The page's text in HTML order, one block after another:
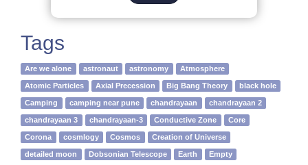
Tags
Are we alone astronaut astronomy Atmosphere
Atomic Particles Axial Precession Big Bang Theory black hole
Camping camping near pune chandrayaan chandrayaan 2
chandrayaan 3 chandrayaan-3 Conductive Zone Core
Corona cosmlogy Cosmos Creation of Universe
detailed moon Dobsonian Telescope Earth Empty